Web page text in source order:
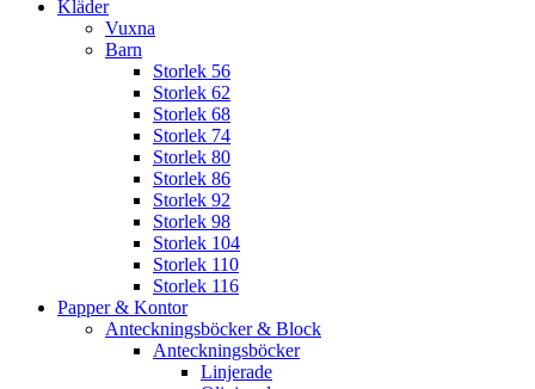
Kläder
Vuxna
Barn
Storlek 56
Storlek 62
Storlek 68
Storlek 74
Storlek 80
Storlek 86
Storlek 92
Storlek 98
Storlek 104
Storlek 110
Storlek 116
Papper & Kontor
Anteckningsböcker & Block
Anteckningsböcker
Linjerade